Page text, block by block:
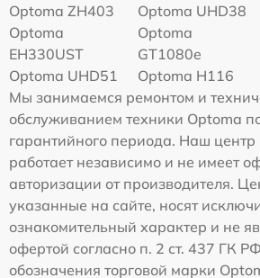
Optoma ZH403
Optoma UHD38
Optoma
EH330UST
Optoma
GT1080e
Optoma UHD51
Optoma H116
Мы занимаемся ремонтом и
обслуживанием техники Optoma
гарантийного периода. Наш центр
работает независимо и не имеет
авторизации от производителя.
указанные на сайте, носят
ознакомительный характер и не
офертой согласно п. 2 ст. 437 ГК
обозначения торговой марки